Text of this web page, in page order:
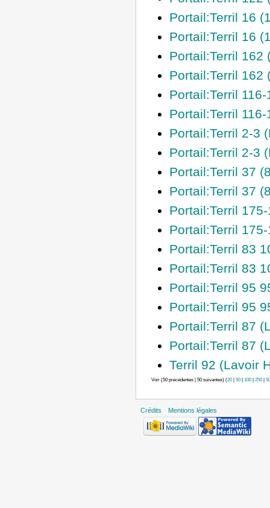
Portail:Terril 16
Portail:Terril 16
Portail:Terril 162
Portail:Terril 162
Portail:Terril
Portail:Terril
Portail:Terril 2-3
Portail:Terril 2-3
Portail:Terril 37
Portail:Terril 37
Portail:Terril
Portail:Terril
Portail:Terril 83
Portail:Terril 83
Portail:Terril 95
Portail:Terril 95
Portail:Terril 87
Portail:Terril 87
Terril 92 (Lavoir
Voir (50 précédentes | 50 suivantes) (20| 50| 100| 250|
Crédits Mentions légales